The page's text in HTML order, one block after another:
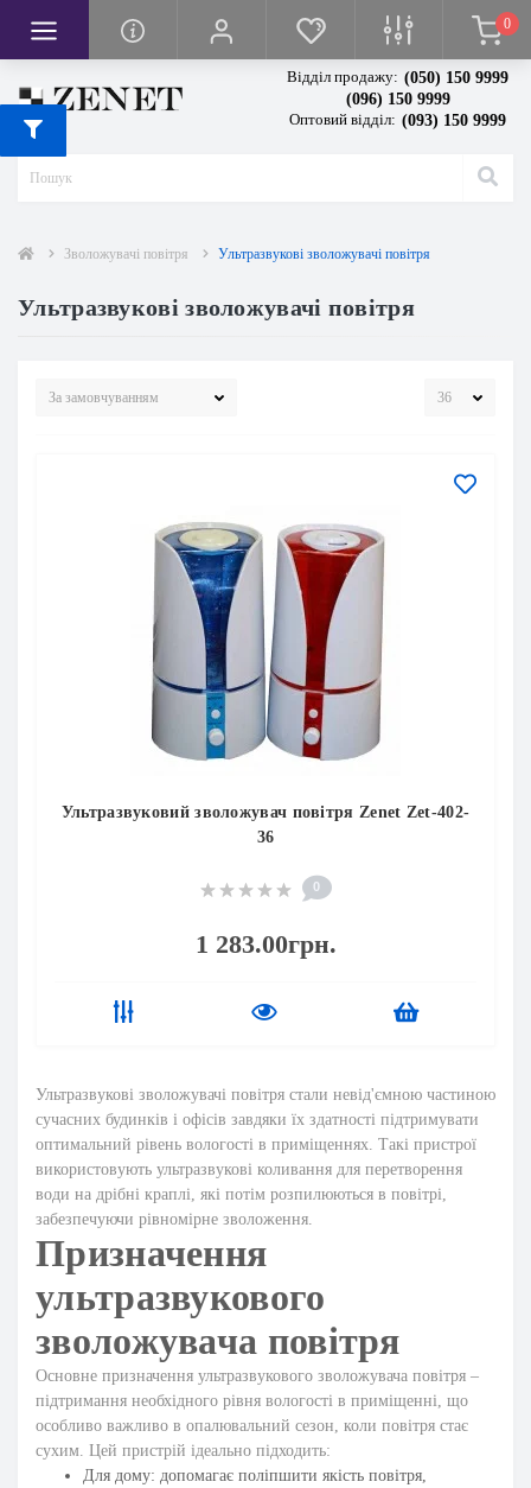
висоти
0
Відділ продажу: (050) 150 9999
(096) 150 9999
Оптовий відділ: (093) 150 9999
Зволожувачі повітря Ультразвукові зволожувачі повітря
Ультразвукові зволожувачі повітря
Ультразвуковий зволожувач повітря Zenet Zet-402-
36
0
1 283.00грн.
Ультразвукові зволожувачі повітря стали невід'ємною частиною
сучасних будинків і офісів завдяки їх здатності підтримувати
оптимальний рівень вологості в приміщеннях. Такі пристрої
використовують ультразвукові коливання для перетворення
води на дрібні краплі, які потім розпилюються в повітрі,
забезпечуючи рівномірне зволоження.
Призначення
ультразвукового
зволожувача повітря
Основне призначення ультразвукового зволожувача повітря –
підтримання необхідного рівня вологості в приміщенні, що
особливо важливо в опалювальний сезон, коли повітря стає
сухим. Цей пристрій ідеально підходить:
Для дому: допомагає поліпшити якість повітря,